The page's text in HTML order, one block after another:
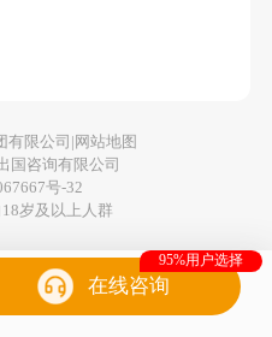
育活动是校园生活的
完善的设施，包括足
育运动不仅能增强体
和团队精神。
院并非易事，对学生
的旅程。学术成绩是
有限公司| 网站地图
国咨询有限公司
号-32
岁及以上人群
在线咨询
95%用户选择